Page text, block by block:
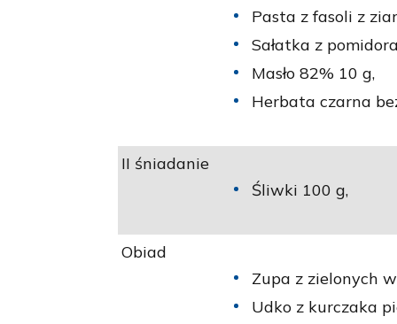
Pasta z fasoli z
Sałatka z
Masło 82% 10 g,
Herbata czarna
II śniadanie
Śliwki 100 g,
Obiad
Zupa z zielonych
Udko z kurczaka